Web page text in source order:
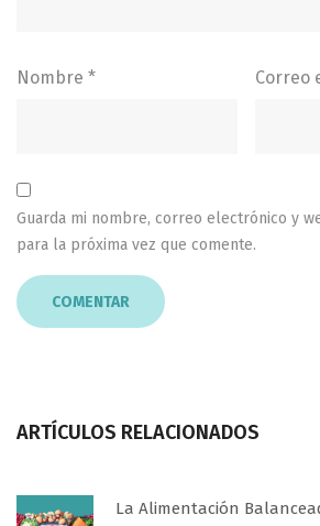
Nombre * Correo
Guarda mi nombre, correo electrónico y
para la próxima vez que comente.
ARTÍCULOS RELACIONADOS
La Alimentación